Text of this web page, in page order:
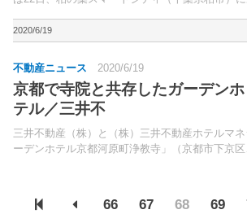
院連携宿泊施設を建設すると発表した。国内有数
2020/6/19
不動産ニュース 2020/6/19
京都で寺院と共存したガーデンホ
テル／三井不
三井不動産（株）と（株）三井不動産ホテルマ
ーデンホテル京都河原町浄教寺」（京都市下京
66 67 68 69